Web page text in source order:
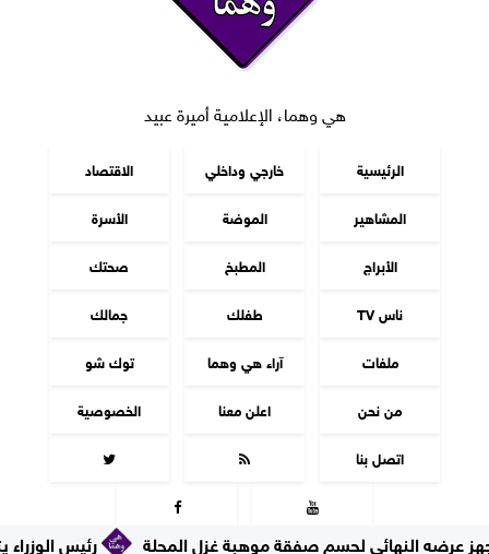
رئيس الوزراء يتفقد لحسم صفقة موهبة غزل المحلة
هي وهما، الإعلامية أميرة عبيد
الرئيسية خارجي وداخلي
الاقتصاد
المشاهير
الموضة
الأسرة
الأبراج
المطبخ
صحتك
ناس TV
طفلك
جمالك
ملفات
آراء هي وهما
توك شو
من نحن
اعلن معنا
الخصوصية
اتصل بنا




جميع الحقوق محفوظة©2016 - 2026 - هي وهما